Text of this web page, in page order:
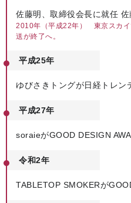
佐藤明、取締役会長に就任
2010年（平成22年） 東京スカイ
送が終了へ。
平成25年
ゆびさきトングが日経トレ
平成27年
soraieがGOOD DESIGN
令和2年
TABLETOP SMOKERが